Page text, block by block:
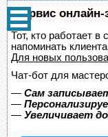
Сервис онлайн-
Тот, кто работает
напоминать
Для новых
Чат-бот для
— Сам
—
— Увеличивает